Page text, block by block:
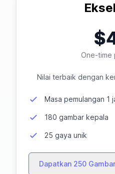
One-time
Nilai terbaik dengan
Masa pemulangan 1
180 gambar kepala
25 gaya unik
Dapatkan 250